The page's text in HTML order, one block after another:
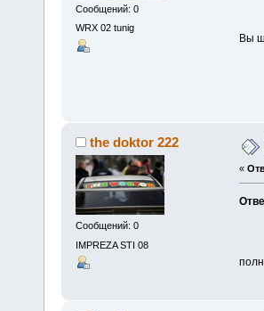
Сообщений: 0
WRX 02 tunig
Вы
the doktor 222
Сообщений: 0
IMPREZA STI 08
«